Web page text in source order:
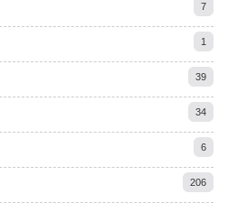
7
1
39
34
6
206